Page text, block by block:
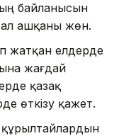
байланысын
ашқаны жөн.
жатқан елдерде
жағдай
қазақ
өткізу қажет.
құрылтайлардын